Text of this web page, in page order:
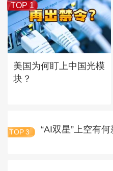
TOP 1
美国为何盯上中国光模
块？
TOP 3 “AI双星”上空有何